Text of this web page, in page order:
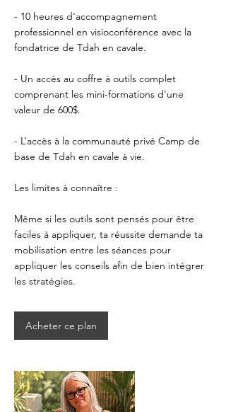
- 10 heures d'accompagnement
professionnel en visioconférence avec la
fondatrice de Tdah en cavale.
- Un accès au coffre à outils complet
comprenant les mini-formations d'une
valeur de 600$.
- L’accès à la communauté privé Camp de
base de Tdah en cavale à vie.
Les limites à connaître :
Même si les outils sont pensés pour être
faciles à appliquer, ta réussite demande ta
mobilisation entre les séances pour
appliquer les conseils afin de bien intégrer
Acheter ce plan